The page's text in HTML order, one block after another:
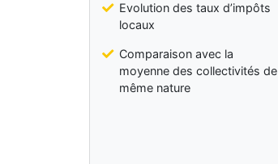
Evolution des taux d’impôts
locaux
Comparaison avec la
moyenne des collectivités de
même nature